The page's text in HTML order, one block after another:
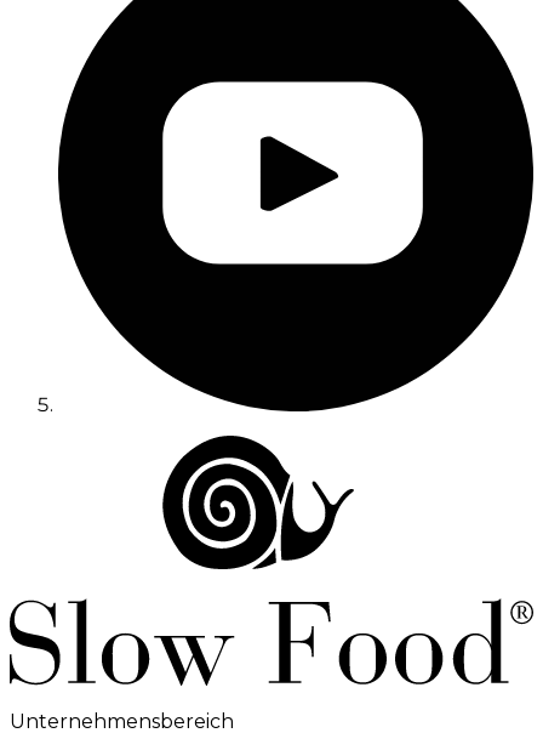
Unternehmensbereich